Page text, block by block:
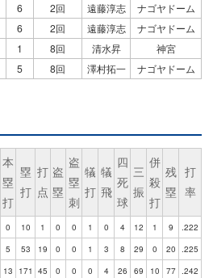
6 2回 遠藤淳志
ナゴヤドーム
6 2回 遠藤淳志
ナゴヤドーム
1 8回 清水昇
神宮
5 8回 澤村拓⼀ ナゴヤドーム
本
塁
打
塁
打
打
点
盗
塁
盗
塁
刺
犠
打
犠
飛
四
死
球
三
振
併
殺
打
残
塁
打
率
0 10 1 0 0 1 0 4 12 1 9
.222
5 53 19 0 0 1 3 8 29 0 20 .225
13 171 45 0 0 0 4 26 69 10 77 .242